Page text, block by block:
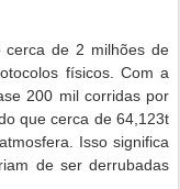
cerca de 2 milhões de
físicos. Com a
200 mil corridas por
que cerca de 64,123t
Isso significa
de ser derrubadas